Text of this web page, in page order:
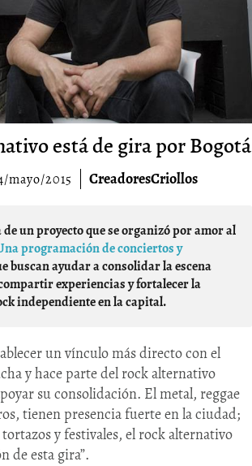
está de gira por Bogotá
mayo/2015 CreadoresCriollos
programación de conciertos y
buscan ayudar a consolidar la escena
experiencias y fortalecer la
independiente en la capital.
un vínculo más directo con el
y hace parte del rock alternativo
su consolidación. El metal, reggae
tienen presencia fuerte en la ciudad;
tortazos y festivales, el rock alternativo
de esta gira”.